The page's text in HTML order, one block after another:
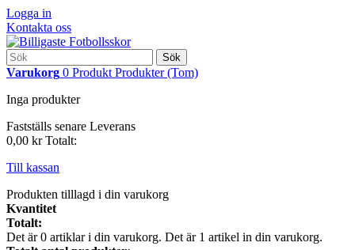
Logga in
Kontakta oss
Sök
Varukorg 0 Produkt Produkter (Tom)
Inga produkter
Fastställs senare Leverans
0,00 kr Totalt:
Till kassan
Produkten tilllagd i din varukorg
Kvantitet
Totalt:
Det är0 artiklar i din varukorg. Det är 1 artikel in din varukorg.